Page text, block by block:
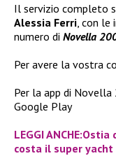
Il servizio completo
Alessia Ferri , con
numero di Novella
Per avere la vostra
Per la app di Novella
Google Play
LEGGI
costa il super